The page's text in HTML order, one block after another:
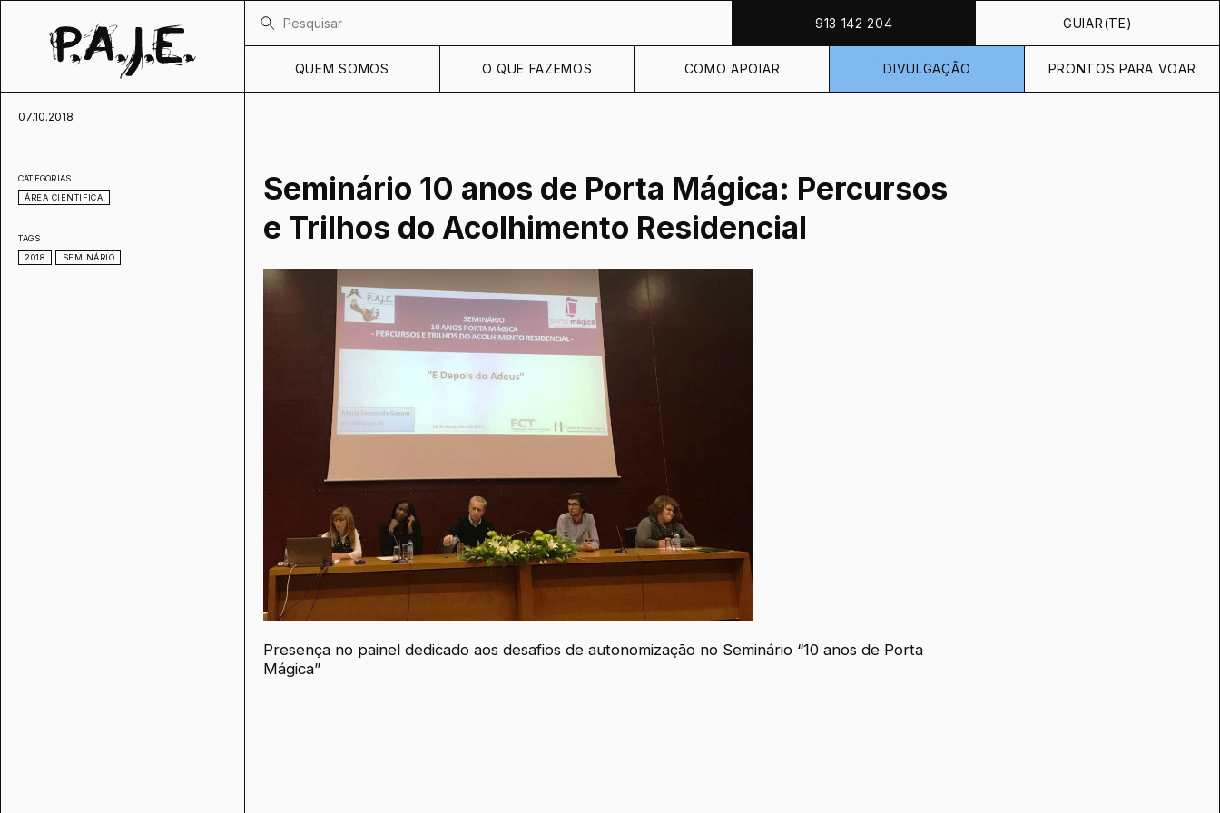
913 142 204 GUIAR(TE)
QUEM SOMOS O QUE FAZEMOS COMO APOIAR DIVULGAÇÃO PRONTOS PARA VOAR
07.10.2018
CATEGORIAS
ÁREA CIENTIFICA
TAGS
2018
SEMINÁRIO
Seminário 10 anos de Porta Mágica: Percursos
e Trilhos do Acolhimento Residencial
Presença no painel dedicado aos desafios de autonomização no Seminário “10 anos de Porta
Mágica”